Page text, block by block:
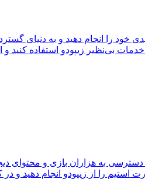
را انجام دهید و به دنیای
به هزاران بازی و محتوای
را از زیپودو انجام دهید و